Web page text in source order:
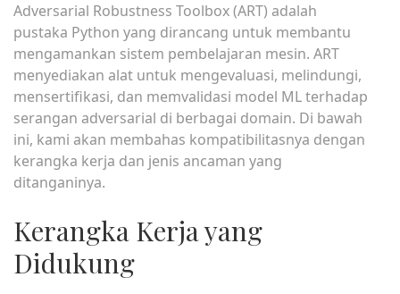
Adversarial Robustness Toolbox (ART) adalah
pustaka Python yang dirancang untuk membantu
mengamankan sistem pembelajaran mesin. ART
menyediakan alat untuk mengevaluasi, melindungi,
mensertifikasi, dan memvalidasi model ML terhadap
serangan adversarial di berbagai domain. Di bawah
ini, kami akan membahas kompatibilitasnya dengan
kerangka kerja dan jenis ancaman yang
ditanganinya.
Kerangka Kerja yang
Didukung